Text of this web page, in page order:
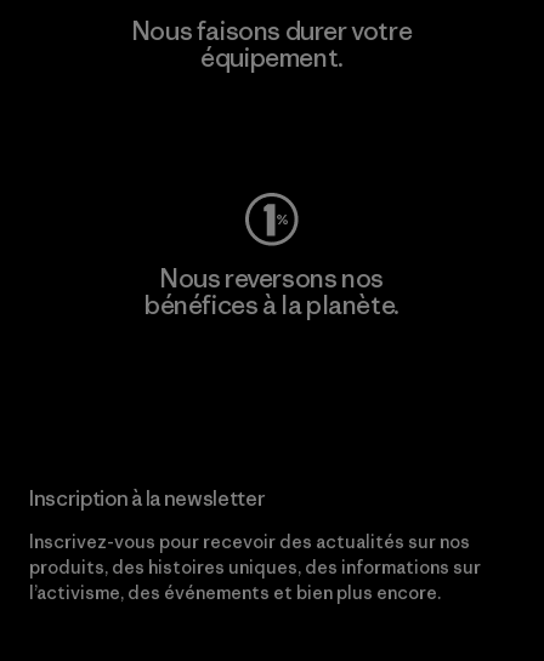
Nous faisons durer votre
équipement.
Nous reversons nos
bénéfices à la planète.
Inscription à la newsletter
Inscrivez-vous pour recevoir des actualités sur nos
produits, des histoires uniques, des informations sur
l’activisme, des événements et bien plus encore.